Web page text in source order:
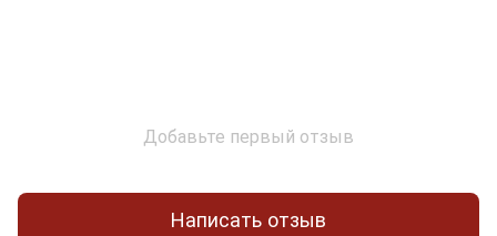
Добавьте первый отзыв
Написать отзыв